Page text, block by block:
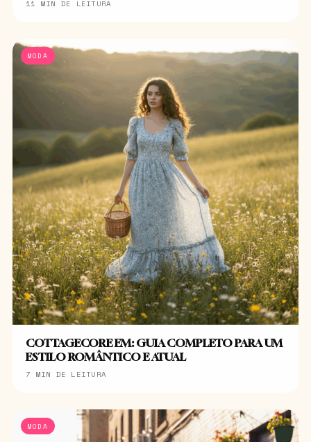
11 MIN DE LEITURA
MODA
COTTAGECORE EM: GUIA COMPLETO PARA UM
ESTILO ROMÂNTICO E ATUAL
7 MIN DE LEITURA
MODA